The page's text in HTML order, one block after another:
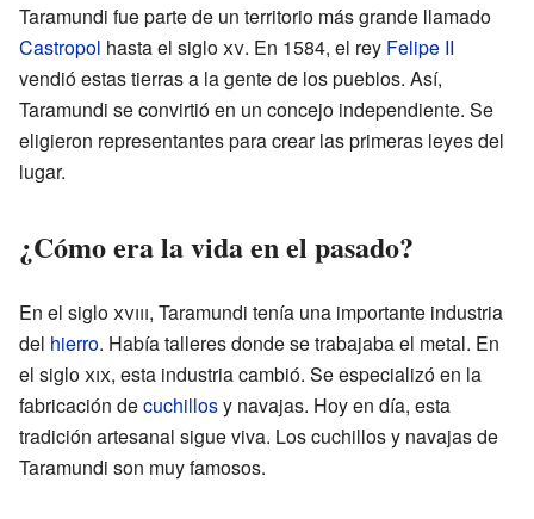
Taramundi fue parte de un territorio más grande llamado
Castropol hasta el sigloxv. En 1584, el rey Felipe II
vendió estas tierras a la gente de los pueblos. Así,
Taramundi se convirtió en un concejo independiente. Se
eligieron representantes para crear las primeras leyes del
lugar.
¿Cómo era la vida en el pasado?
En el sigloxviii, Taramundi tenía una importante industria
del hierro. Había talleres donde se trabajaba el metal. En
el sigloxix, esta industria cambió. Se especializó en la
fabricación decuchillosy navajas. Hoy en día, esta
tradición artesanal sigue viva. Los cuchillos y navajas de
Taramundi son muy famosos.